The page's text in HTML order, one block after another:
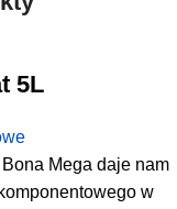
5L
Bona Mega daje nam
w